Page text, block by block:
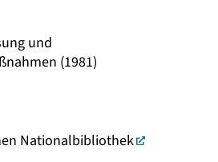
und
(1981)
Nationalbibliothek